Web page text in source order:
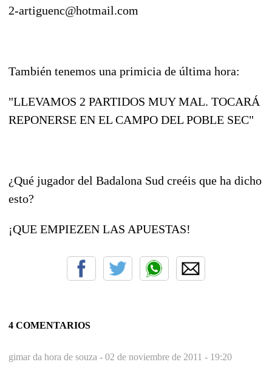
2-artiguenc@hotmail.com
También tenemos una primicia de última hora:
"LLEVAMOS 2 PARTIDOS MUY MAL. TOCARÁ
REPONERSE EN EL CAMPO DEL POBLE SEC"
¿Qué jugador del Badalona Sud creéis que ha dicho
esto?
¡QUE EMPIEZEN LAS APUESTAS!
4 COMENTARIOS
gimar da hora de souza - 02 de noviembre de 2011 - 19:20